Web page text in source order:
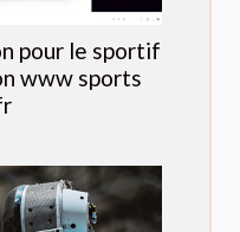
pour le sportif
www sports